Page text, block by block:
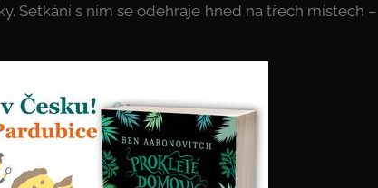
Setkání s ním se odehraje hned na třech místech –